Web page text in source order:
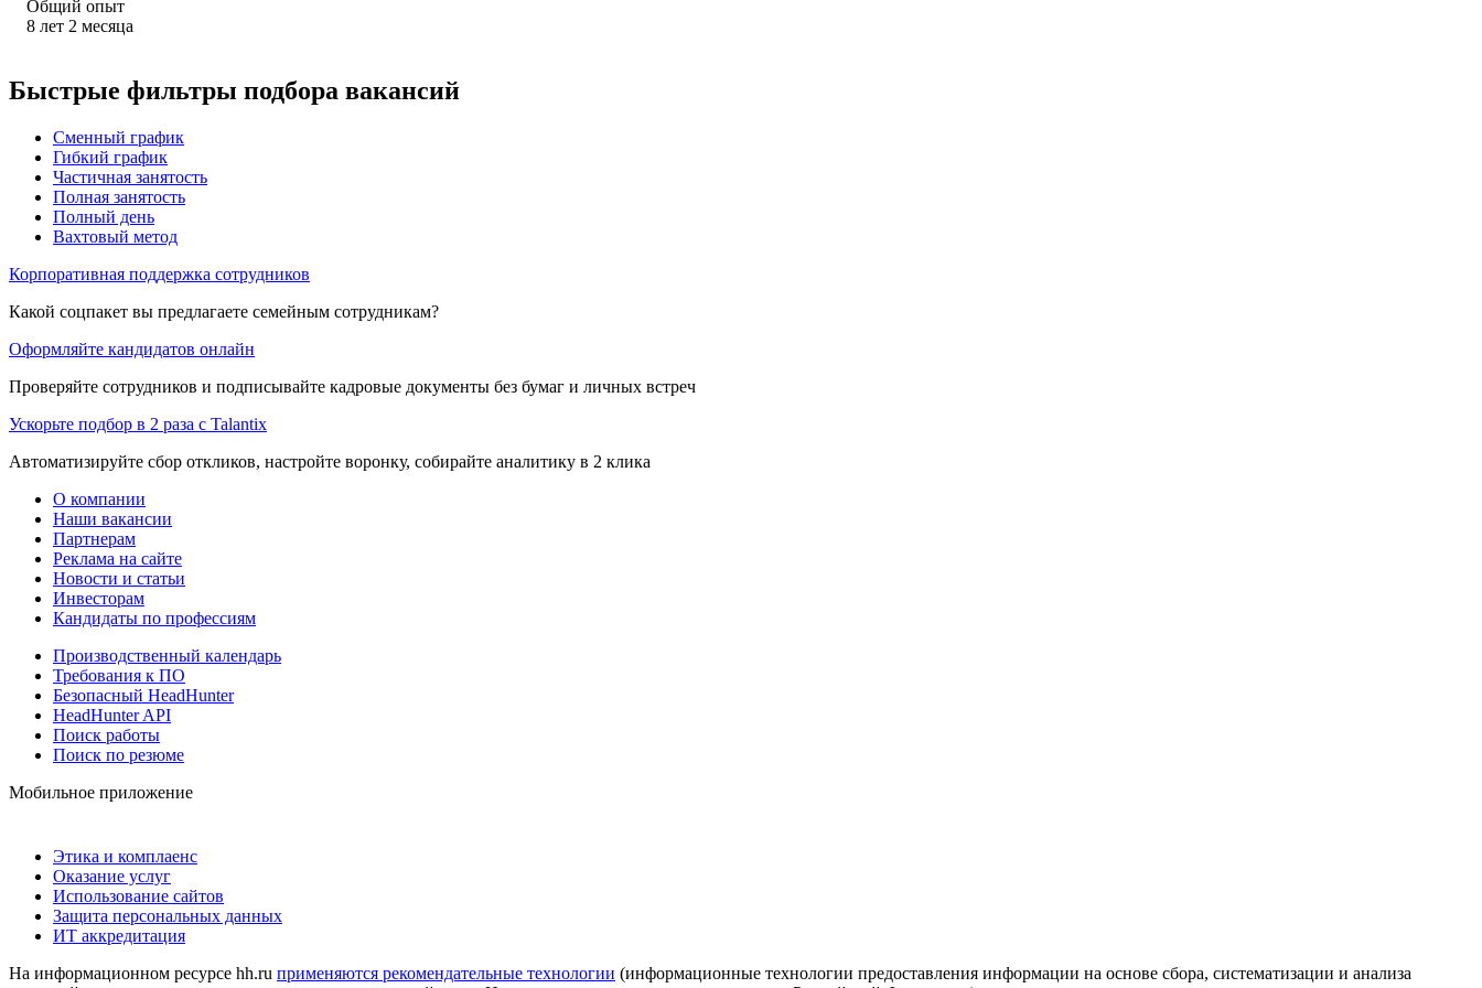
Общий опыт
8 лет 2 месяца
Быстрые фильтры подбора вакансий
Сменный график
Гибкий график
Частичная занятость
Полная занятость
Полный день
Вахтовый метод
Корпоративная поддержка сотрудников
Какой соцпакет вы предлагаете семейным сотрудникам?
Оформляйте кандидатов онлайн
Проверяйте сотрудников и подписывайте кадровые документы без бумаг и личных встреч
Ускорьте подбор в 2 раза с Talantix
Автоматизируйте сбор откликов, настройте воронку, собирайте аналитику в 2 клика
О компании
Наши вакансии
Партнерам
Реклама на сайте
Новости и статьи
Инвесторам
Кандидаты по профессиям
Производственный календарь
Требования к ПО
Безопасный HeadHunter
HeadHunter API
Поиск работы
Поиск по резюме
Мобильное приложение
Этика и комплаенс
Оказание услуг
Использование сайтов
Защита персональных данных
ИТ аккредитация
На информационном ресурсе hh.ru применяются рекомендательные технологии (информационные технологии предоставления информации на основе сбора, систематизации и анализа